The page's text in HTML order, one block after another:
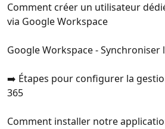
Comment créer un utilisateur
via Google Workspace
Google Workspace -
➡️ Étapes pour configurer la
365
Comment installer notre